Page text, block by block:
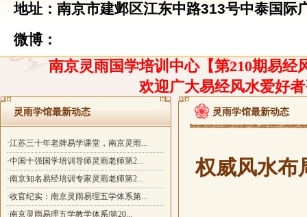
地址：南京市建邺区江东中路313号中泰国际
微博：
南京灵雨国学培训中心【第210期易经
欢迎广大易经风水爱好
灵雨学馆最新动态
·江苏三十年老牌易学课堂，南京灵雨...
·中国十强国学培训导师灵雨老师第2...
·南京知名易经培训专家灵雨老师第2...
·收官纪实：南京灵雨易理五学体系第...
·南京灵雨易理五学教学体系|第20...
灵雨学馆最新动态
权威风水布